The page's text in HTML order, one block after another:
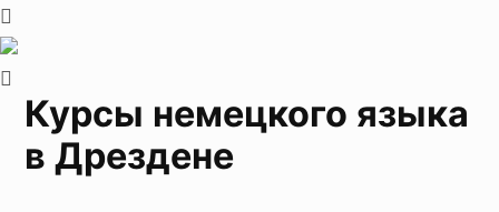
Курсы немецкого языка
в Дрездене